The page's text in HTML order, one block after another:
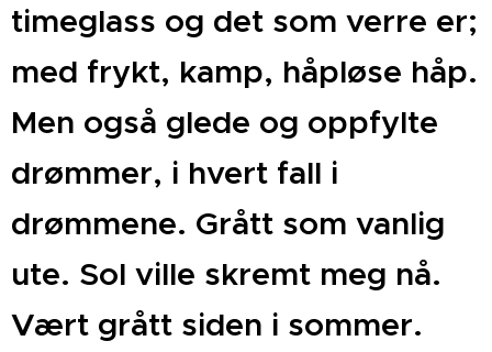
timeglass og det som verre er;
med frykt, kamp, håpløse håp.
Men også glede og oppfylte
drømmer, i hvert fall i
drømmene. Grått som vanlig
ute. Sol ville skremt meg nå.
Vært grått siden i sommer.